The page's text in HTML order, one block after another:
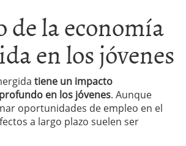
de la economía
en los jóvenes
tiene un impacto
en los jóvenes. Aunque
oportunidades de empleo en el
a largo plazo suelen ser